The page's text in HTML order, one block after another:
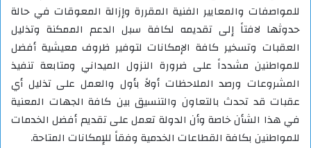
للمواصفات والمعايير الفنية المقررة وإزالة المعوقات في حالة
حدوثها لافتاً إلى تقديمه لكافة سبل الدعم الممكنة وتذليل
العقبات وتسخير كافة الإمكانات لتوفير ظروف معيشية أفضل
للمواطنين مشدداً على ضرورة النزول الميداني ومتابعة تنفيذ
المشروعات ورصد الملاحظات أولاً بأول والعمل على تذليل أي
عقبات قد تحدث بالتعاون والتنسيق بين كافة الجهات المعنية
في هذا الشأن خاصة وأن الدولة تعمل على تقديم أفضل الخدمات
للمواطنين بكافة القطاعات الخدمية وفقاً للإمكانات المتاحة.